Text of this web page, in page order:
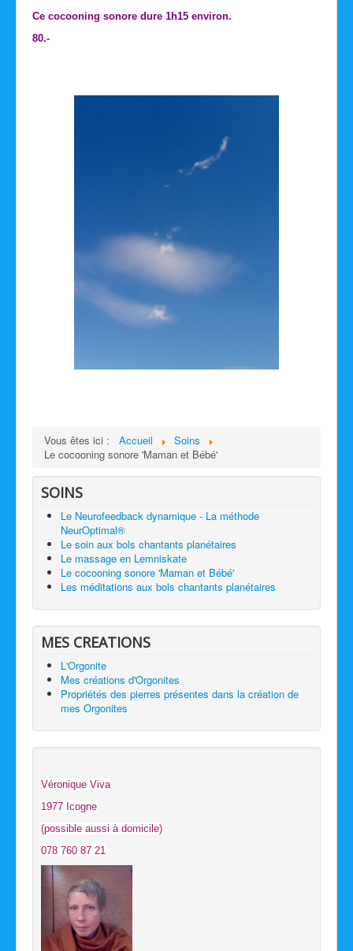
Ce cocooning sonore dure 1h15 environ.
80.-
Vous êtes ici : Accueil
Soins
Le cocooning sonore 'Maman et Bébé'
SOINS
Le Neurofeedback dynamique - La méthode
NeurOptimal®
Le soin aux bols chantants planétaires
Le massage en Lemniskate
Le cocooning sonore 'Maman et Bébé'
Les méditations aux bols chantants planétaires
MES CREATIONS
L'Orgonite
Mes créations d'Orgonites
Propriétés des pierres présentes dans la création de
mes Orgonites
Véronique Viva
1977 Icogne
(possible aussi à domicile)
078 760 87 21